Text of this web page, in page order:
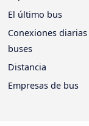
El último bus
Conexiones
buses
Distancia
Empresas de bus